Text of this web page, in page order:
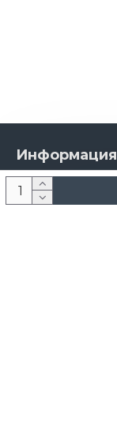
Информация
О компании
Новости и акции